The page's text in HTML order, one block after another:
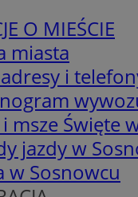
O MIEŚCIE
miasta
i
msze Święte
jazdy w
w Sosnowcu